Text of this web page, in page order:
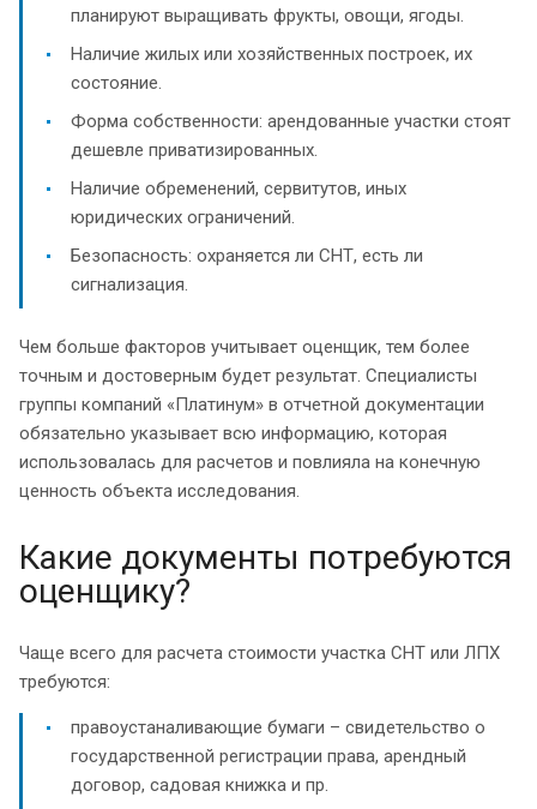
планируют выращивать фрукты, овощи, ягоды.
Наличие жилых или хозяйственных построек, их
состояние.
Форма собственности: арендованные участки стоят
дешевле приватизированных.
Наличие обременений, сервитутов, иных
юридических ограничений.
Безопасность: охраняется ли СНТ, есть ли
сигнализация.
Чем больше факторов учитывает оценщик, тем более
точным и достоверным будет результат. Специалисты
группы компаний «Платинум» в отчетной документации
обязательно указывает всю информацию, которая
использовалась для расчетов и повлияла на конечную
ценность объекта исследования.
Какие документы потребуются
оценщику?
Чаще всего для расчета стоимости участка СНТ или ЛПХ
требуются:
правоустаналивающие бумаги – свидетельство о
государственной регистрации права, арендный
договор, садовая книжка и пр.